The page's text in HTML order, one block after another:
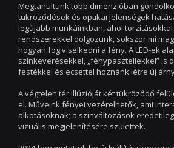
Megtanultunk több dimenzióban
tükröződések és optikai jelenségek
legújabb munkáinkban, ahol
rendszerekkel dolgozunk, sokszor mi
hogyan fog viselkedni a fény. A LED-ek
színkeverésekkel, „fénypasztellekkel” is
festékkel és ecsettel hoznánk létre új
A végtelen tér illúzióját két tükröződő
el. Műveink fényei vezérelhetők, ami
alkotásoknak; a színváltozások
vizuális megjelenítésére születtek.